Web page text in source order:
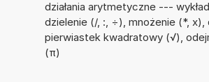
działania arytmetyczne ---
dzielenie (/, :, ÷), mnożenie (*, x),
pierwiastek kwadratowy (√),
(π)